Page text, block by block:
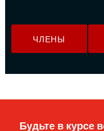
ЧЛЕНЫ
Будьте в курсе